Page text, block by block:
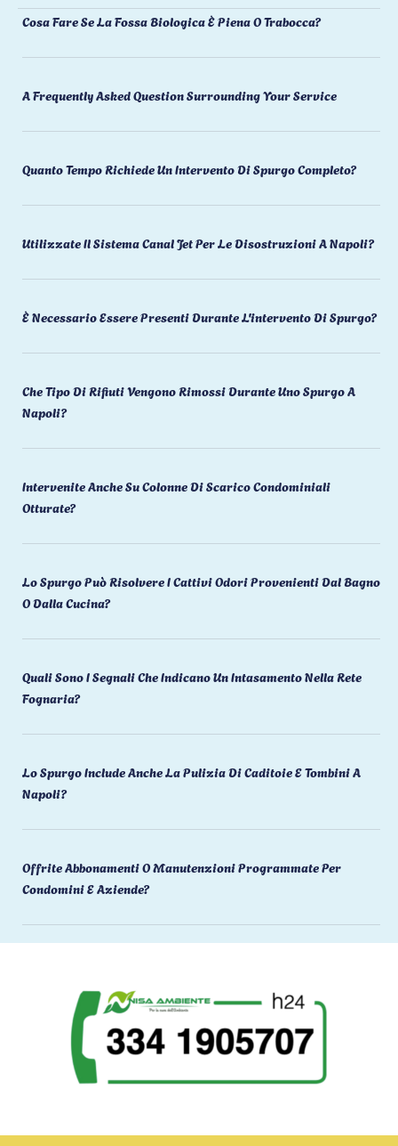
Cosa Fare Se La Fossa Biologica È Piena O Trabocca?
A Frequently Asked Question Surrounding Your Service
Quanto Tempo Richiede Un Intervento Di Spurgo Completo?
Utilizzate Il Sistema Canal Jet Per Le Disostruzioni A Napoli?
È Necessario Essere Presenti Durante L'intervento Di Spurgo?
Che Tipo Di Rifiuti Vengono Rimossi Durante Uno Spurgo A
Napoli?
Intervenite Anche Su Colonne Di Scarico Condominiali
Otturate?
Lo Spurgo Può Risolvere I Cattivi Odori Provenienti Dal Bagno
O Dalla Cucina?
Quali Sono I Segnali Che Indicano Un Intasamento Nella Rete
Fognaria?
Lo Spurgo Include Anche La Pulizia Di Caditoie E Tombini A
Napoli?
Offrite Abbonamenti O Manutenzioni Programmate Per
Condomini E Aziende?